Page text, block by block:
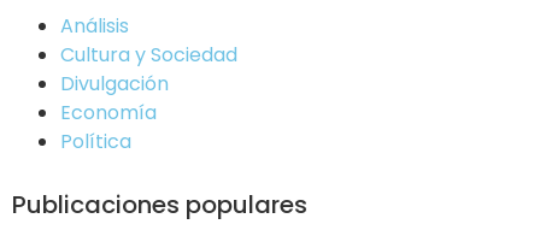
Análisis
Cultura y Sociedad
Divulgación
Economía
Política
Publicaciones populares